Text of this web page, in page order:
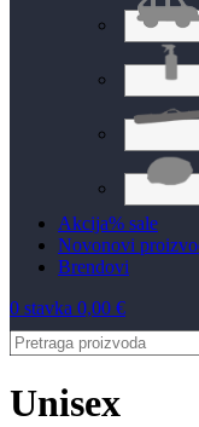
Akcija% sale
Novonovi
Brendovi
0 stavka 0,00 €
Unisex